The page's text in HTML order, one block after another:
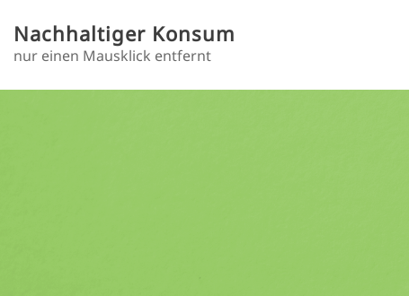
Nachhaltiger Konsum
nur einen Mausklick entfernt